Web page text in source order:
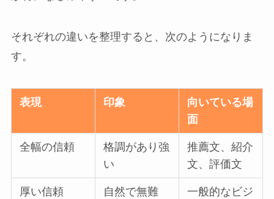
それぞれの違いを整理すると、次のようになりま
す。
表現 印象
向いている場
面
全幅の信頼
格調があり強
い
推薦文、紹介
文、評価文
厚い信頼 自然で無難
一般的なビジ